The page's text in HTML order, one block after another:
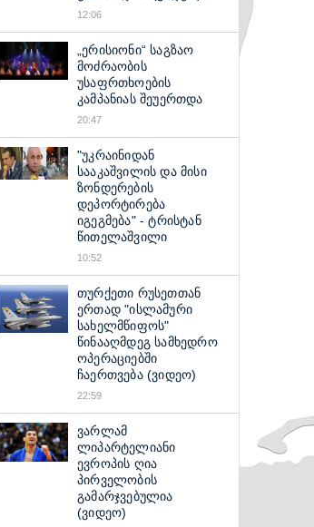
12:06
„ერისიონი“ საგზაო
მოძრაობის
უსაფრთხოების
კამპანიას შეუერთდა
20:47
"უკრაინიდან
სააკაშვილის და მისი
ზონდერების
დეპორტირება
იგეგმება" - ტრისტან
წითელაშვილი
10:52
თურქეთი რუსეთთან
ერთად "ისლამური
სახელმწიფოს"
წინააღმდეგ სამხედრო
ოპერაციებში
ჩაერთვება (ვიდეო)
22:59
ვარლამ
ლიპარტელიანი
ევროპის ღია
პირველობის
გამარჯვებულია
(ვიდეო)